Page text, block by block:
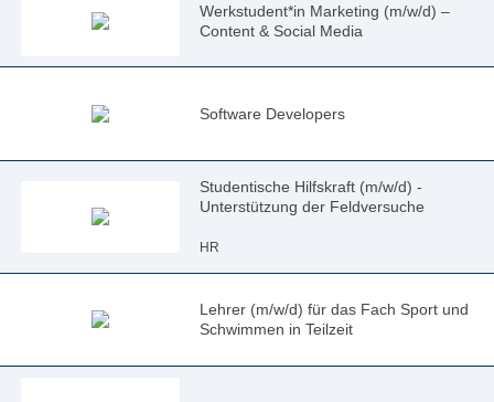
Werkstudent*in Marketing (m/w/d) –
Content & Social Media
Software Developers
Studentische Hilfskraft (m/w/d) -
Unterstützung der Feldversuche
HR
Lehrer (m/w/d) für das Fach Sport und
Schwimmen in Teilzeit